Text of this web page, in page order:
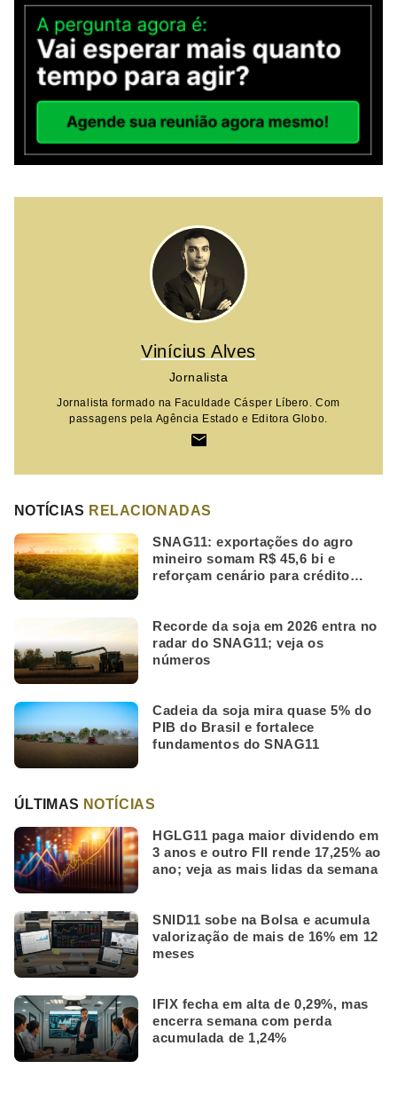
Vinícius Alves
Jornalista
Jornalista formado na Faculdade Cásper Líbero. Com
passagens pela Agência Estado e Editora Globo.
NOTÍCIAS RELACIONADAS
SNAG11: exportações do agro
mineiro somam R$ 45,6 bi e
reforçam cenário para crédito
Recorde da soja em 2026 entra no
radar do SNAG11; veja os
números
Cadeia da soja mira quase 5% do
PIB do Brasil e fortalece
fundamentos do SNAG11
ÚLTIMAS NOTÍCIAS
HGLG11 paga maior dividendo em
3 anos e outro FII rende 17,25% ao
ano; veja as mais lidas da semana
SNID11 sobe na Bolsa e acumula
valorização de mais de 16% em 12
meses
IFIX fecha em alta de 0,29%, mas
encerra semana com perda
acumulada de 1,24%